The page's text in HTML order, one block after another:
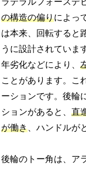
の構造の偏りによっ
は本来、回転すると
うに設計されていま
年劣化などにより、
ことがあります。こ
ーションです。後輪
ションがあると、直
が働き 、ハンドルが
後輪のトー角は、ア